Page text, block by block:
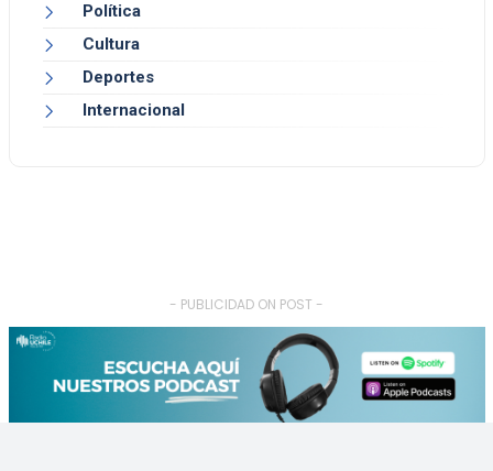
Política
Cultura
Deportes
Internacional
- PUBLICIDAD ON POST -